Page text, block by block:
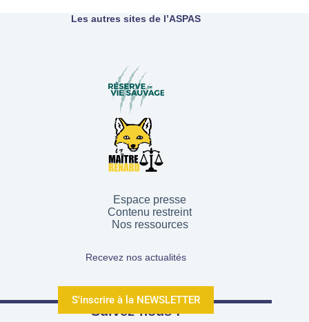
Les autres sites de l’ASPAS
Espace presse
Contenu restreint
Nos ressources
Recevez nos actualités
S'inscrire à la NEWSLETTER
Suivez-nous !